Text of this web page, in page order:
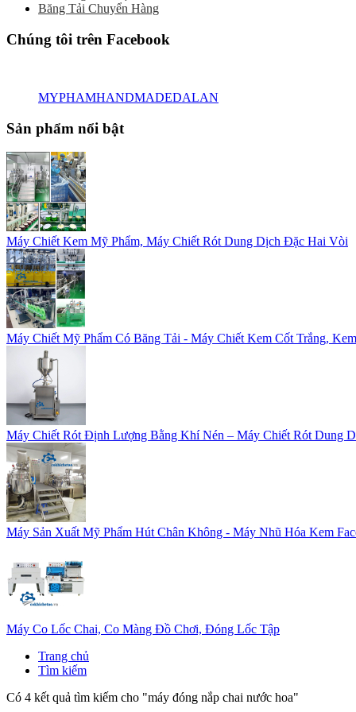
Băng Tải Chuyển Hàng
Chúng tôi trên Facebook
MYPHAMHANDMADEDALAN
Sản phẩm nổi bật
Máy Chiết Kem Mỹ Phẩm, Máy Chiết Rót Dung Dịch Đặc Hai Vòi
Máy Chiết Mỹ Phẩm Có Băng Tải - Máy Chiết Kem Cốt Trắng,
Máy Chiết Rót Định Lượng Bằng Khí Nén – Máy Chiết Rót Dung
Máy Sản Xuất Mỹ Phẩm Hút Chân Không - Máy Nhũ Hóa Kem
Máy Co Lốc Chai, Co Màng Đồ Chơi, Đóng Lốc Tập
Trang chủ
Tìm kiếm
Có 4 kết quả tìm kiếm cho "máy đóng nắp chai nước hoa"